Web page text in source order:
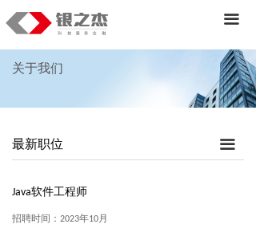
关于我们
끀
首页
产品
关于我们
Java软件工程师
招聘时间：2023年10月
最新职位 끀